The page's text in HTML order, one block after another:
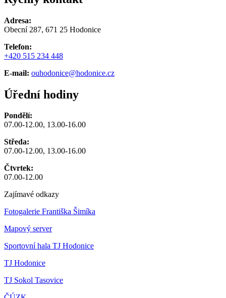
Adresa:
Obecní 287, 671 25 Hodonice
Telefon:
+420 515 234 448
E-mail: ouhodonice@hodonice.cz
Úřední hodiny
Pondělí:
07.00-12.00, 13.00-16.00
Středa:
07.00-12.00, 13.00-16.00
Čtvrtek:
07.00-12.00
Zajímavé odkazy
Fotogalerie Františka Šimíka
Mapový server
Sportovní hala TJ Hodonice
TJ Hodonice
TJ Sokol Tasovice